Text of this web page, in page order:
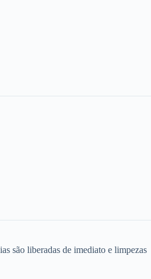
são liberadas de imediato e limpezas